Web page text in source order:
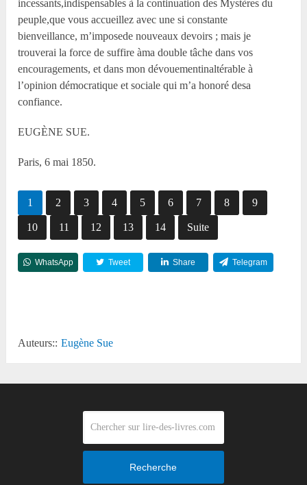
incessants,indispensables à la continuation des Mystères du
peuple,que vous accueillez avec une si constante
bienveillance, m’imposede nouveaux devoirs ; mais je
trouverai la force de suffire àma double tâche dans vos
encouragements, et dans mon dévouementinaltérable à
l’opinion démocratique et sociale qui m’a honoré desa
confiance.
EUGÈNE SUE.
Paris, 6 mai 1850.
1 2 3 4 5 6 7 8 9
10 11 12 13 14 Suite
WhatsApp Tweet Share Telegram
Auteurs:: Eugène Sue
Recherche